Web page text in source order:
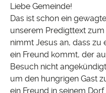
Liebe Gemeinde!
Das ist schon ein
unserem Predigttext
nimmt Jesus an, dass zu
ein Freund kommt, der
Besuch nicht
um den hungrigen Gast
ein Freund in seinem